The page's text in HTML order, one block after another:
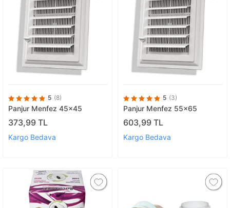
5 (8)
Panjur Menfez 45x45
373,99 TL
Kargo Bedava
5 (3)
Panjur Menfez 55x65
603,99 TL
Kargo Bedava